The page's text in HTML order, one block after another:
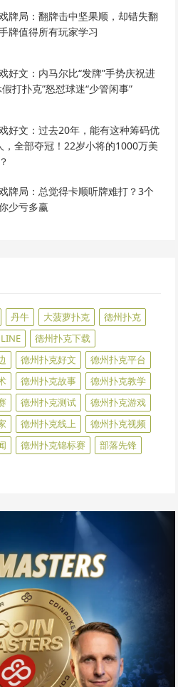
牌局：翻牌击中坚果顺，却错失翻
牌值得所有玩家学习
好文：内马尔比“发牌”手势庆祝进
打扑克”怒怼球迷“少管闲事”
好文：过去20年，能有这种筹码优
，全部夺冠！22岁小将的1000万美
牌局：总觉得卡顺听牌难打？3个
少亏多赢
丹牛 大菠萝扑克
德州扑克
德州扑克下载
德州扑克好文
德州扑克平台
德州扑克故事
德州扑克教学
德州扑克测试
德州扑克游戏
德州扑克线上
德州扑克视频
德州扑克锦标赛
部落先锋